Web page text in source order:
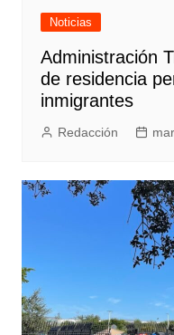
Noticias
Administración
de residencia
inmigrantes
Redacción